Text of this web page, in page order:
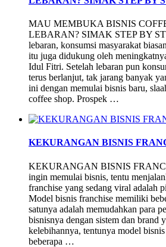
MAU MEMBUKA BISNIS
LEBARAN? SIMAK STEP BY
lebaran, konsumsi masyarakat
itu juga didukung oleh
Idul Fitri. Setelah lebaran pun
terus berlanjut, tak jarang banyak
ini dengan memulai bisnis baru,
coffee shop. Prospek …
KEKURANGAN BISNIS
KEKURANGAN BISNIS
ingin memulai bisnis, tentu
franchise yang sedang viral adalah
Model bisnis franchise memiliki
satunya adalah memudahkan para
bisnisnya dengan sistem dan brand
kelebihannya, tentunya model
beberapa …